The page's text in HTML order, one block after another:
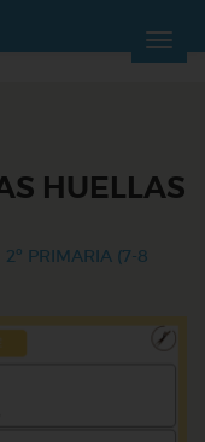
HUELLAS
2º PRIMARIA (7-8